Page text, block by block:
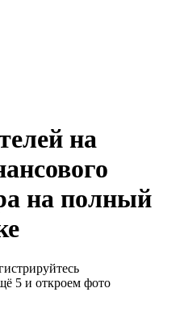
на
на полный
5 и откроем фото